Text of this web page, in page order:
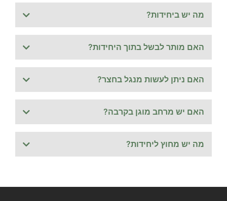
מה יש ביחידות?
האם מותר לבשל בתוך היחידות?
האם ניתן לעשות מנגל בחצר?
האם יש מרחב מוגן בקרבה?
מה יש מחוץ ליחידות?